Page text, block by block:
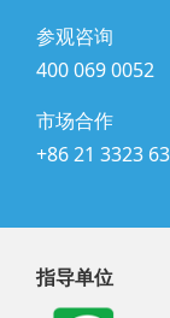
参观咨询
400 069 0052
市场合作
+86 21 3323
指导单位